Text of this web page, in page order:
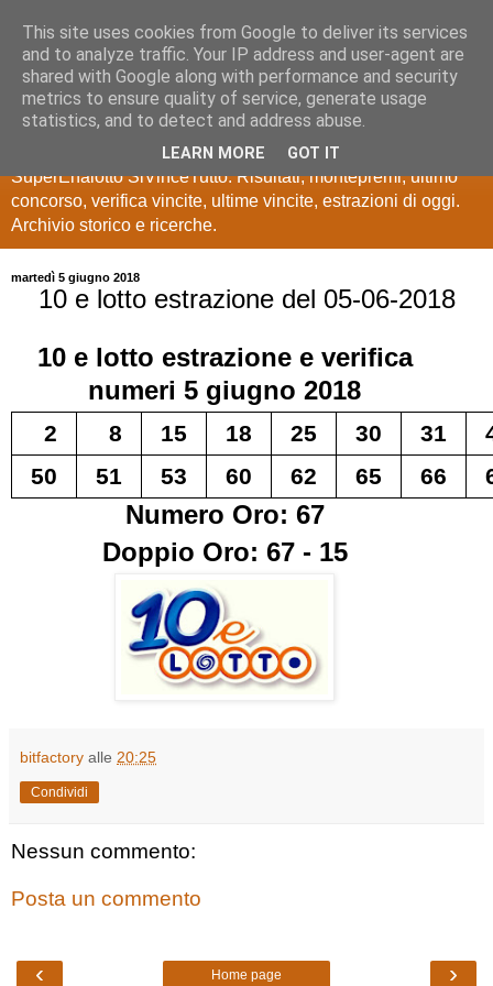
Estrazioni Lotto
SuperEnalotto
Ultime estrazioni di Lotto, SuperEnalotto, 10 e lotto,
SuperEnalotto SiVinceTutto. Risultati, montepremi, ultimo
concorso, verifica vincite, ultime vincite, estrazioni di oggi.
Archivio storico e ricerche.
martedì 5 giugno 2018
10 e lotto estrazione del 05-06-2018
10 e lotto estrazione e verifica
numeri 5 giugno 2018
2 8 15 18 25 30 31
50
51 53 60 62 65 66
Numero Oro: 67
Doppio Oro: 67 - 15
bitfactory alle 20:25
Condividi
Nessun commento:
Posta un commento
‹ ›
Home page
This site uses cookies from Google to deliver its services
and to analyze traffic. Your IP address and user-agent are
shared with Google along with performance and security
metrics to ensure quality of service, generate usage
statistics, and to detect and address abuse.
LEARN MORE GOT IT